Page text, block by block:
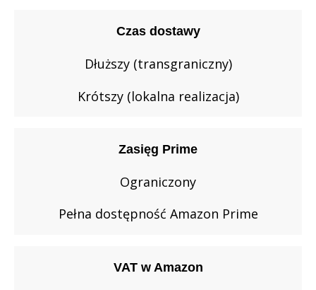
Czas dostawy
Dłuższy (transgraniczny)
Krótszy (lokalna realizacja)
Zasięg Prime
Ograniczony
Pełna dostępność Amazon Prime
VAT w Amazon